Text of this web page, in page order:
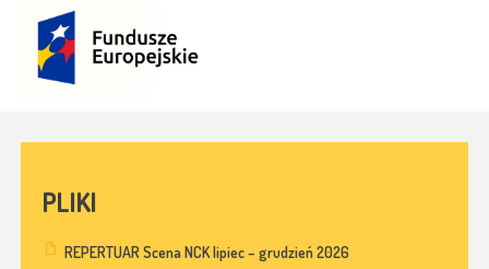
PLIKI
REPERTUAR Scena NCK lipiec – grudzień 2026